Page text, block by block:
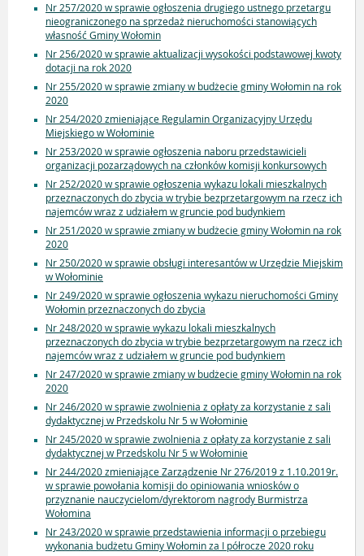
Nr 257/2020 w sprawie ogłoszenia drugiego ustnego przetargu
nieograniczonego na sprzedaż nieruchomości stanowiących
własność Gminy Wołomin
Nr 256/2020 w sprawie aktualizacji wysokości podstawowej kwoty
dotacji na rok 2020
Nr 255/2020 w sprawie zmiany w budżecie gminy Wołomin na rok
2020
Nr 254/2020 zmieniające Regulamin Organizacyjny Urzędu
Miejskiego w Wołominie
Nr 253/2020 w sprawie ogłoszenia naboru przedstawicieli
organizacji pozarządowych na członków komisji konkursowych
Nr 252/2020 w sprawie ogłoszenia wykazu lokali mieszkalnych
przeznaczonych do zbycia w trybie bezprzetargowym na rzecz ich
najemców wraz z udziałem w gruncie pod budynkiem
Nr 251/2020 w sprawie zmiany w budżecie gminy Wołomin na rok
2020
Nr 250/2020 w sprawie obsługi interesantów w Urzędzie Miejskim
w Wołominie
Nr 249/2020 w sprawie ogłoszenia wykazu nieruchomości Gminy
Wołomin przeznaczonych do zbycia
Nr 248/2020 w sprawie wykazu lokali mieszkalnych
przeznaczonych do zbycia w trybie bezprzetargowym na rzecz ich
najemców wraz z udziałem w gruncie pod budynkiem
Nr 247/2020 w sprawie zmiany w budżecie gminy Wołomin na rok
2020
Nr 246/2020 w sprawie zwolnienia z opłaty za korzystanie z sali
dydaktycznej w Przedskolu Nr 5 w Wołominie
Nr 245/2020 w sprawie zwolnienia z opłaty za korzystanie z sali
dydaktycznej w Przedskolu Nr 5 w Wołominie
Nr 244/2020 zmieniające Zarządzenie Nr 276/2019 z 1.10.2019r.
w sprawie powołania komisji do opiniowania wniosków o
przyznanie nauczycielom/dyrektorom nagrody Burmistrza
Wołomina
Nr 243/2020 w sprawie przedstawienia informacji o przebiegu
wykonania budżetu Gminy Wołomin za I półrocze 2020 roku